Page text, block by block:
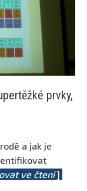
prvky,
a jak je
ve čtení]